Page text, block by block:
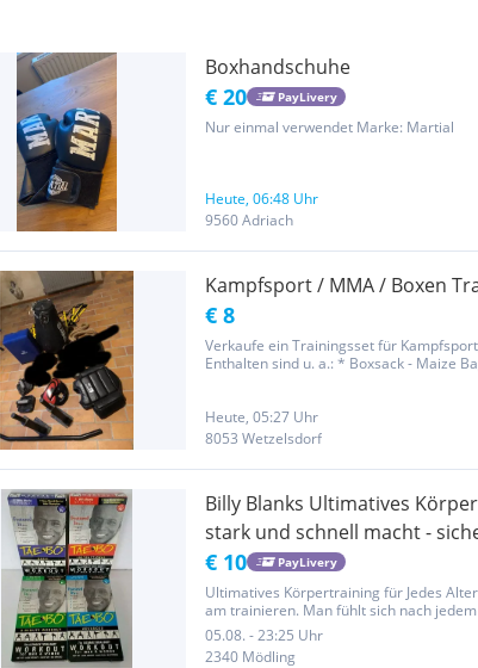
Boxhandschuhe
€ 20 PayLivery
Nur einmal verwendet Marke: Martial
Heute, 06:48 Uhr
9560 Adriach
Kampfsport / MMA / Boxen
€ 8
Verkaufe ein Trainingsset für
Enthalten sind u. a.: * Boxsack - Maize
20€ *...
Heute, 05:27 Uhr
8053 Wetzelsdorf
Billy Blanks Ultimatives
stark und schnell macht -
€ 10 PayLivery
Ultimatives Körpertraining für Jedes
am trainieren. Man fühlt sich nach
beweglicher, schneller und hat volle
Füßen. Es fördert die
05.08. - 23:25 Uhr
2340 Mödling